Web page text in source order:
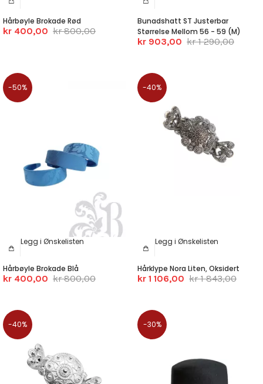
Hårbøyle Brokade Rød
kr 400,00 kr 800,00
Bunadshatt ST Justerbar
Størrelse Mellom 56 - 59 (M)
kr 903,00 kr 1 290,00
-50%
Legg i Ønskelisten
Hårbøyle Brokade Blå
kr 400,00 kr 800,00
-40%
Legg i Ønskelisten
Hårklype Nora Liten, Oksidert
kr 1 106,00 kr 1 843,00
-40% -30%